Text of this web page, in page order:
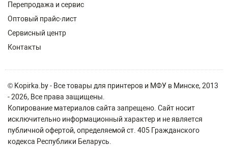
Перепродажа и сервис
Оптовый прайс-лист
Сервисный центр
Контакты
© Kopirka.by - Все товары для принтеров и МФУ в Минске, 2013
- 2026, Все права защищены.
Копирование материалов сайта запрещено. Сайт носит
исключительно информационный характер и не является
публичной офертой, определяемой ст. 405 Гражданского
кодекса Республики Беларусь.